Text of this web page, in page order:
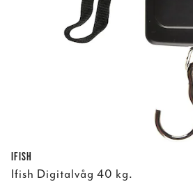
Ifish
Ifish Digitalvåg 40 kg.